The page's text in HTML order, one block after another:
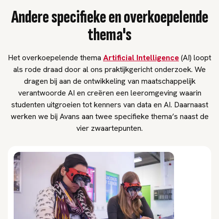
Andere specifieke en overkoepelende
thema's
Het overkoepelende thema Artificial Intelligence(AI) loopt
als rode draad door al ons praktijkgericht onderzoek. We
dragen bij aan de ontwikkeling van maatschappelijk
verantwoorde AI en creëren een leeromgeving waarin
studenten uitgroeien tot kenners van data en AI. Daarnaast
werken we bij Avans aan twee specifieke thema’s naast de
vier zwaartepunten.